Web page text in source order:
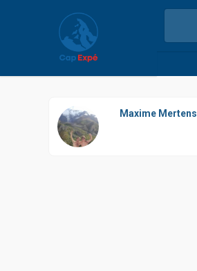
Maxime Mertens